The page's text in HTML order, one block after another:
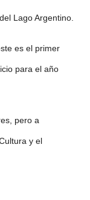
Lago Argentino.
es el primer
para el año
pero a
y el